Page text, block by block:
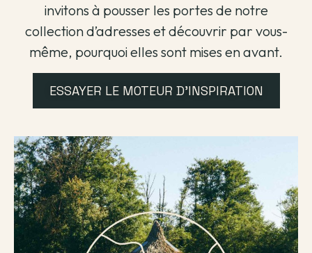
invitons à pousser les portes de notre
collection d’adresses et découvrir par vous-
même, pourquoi elles sont mises en avant.
ESSAYER LE MOTEUR D'INSPIRATION